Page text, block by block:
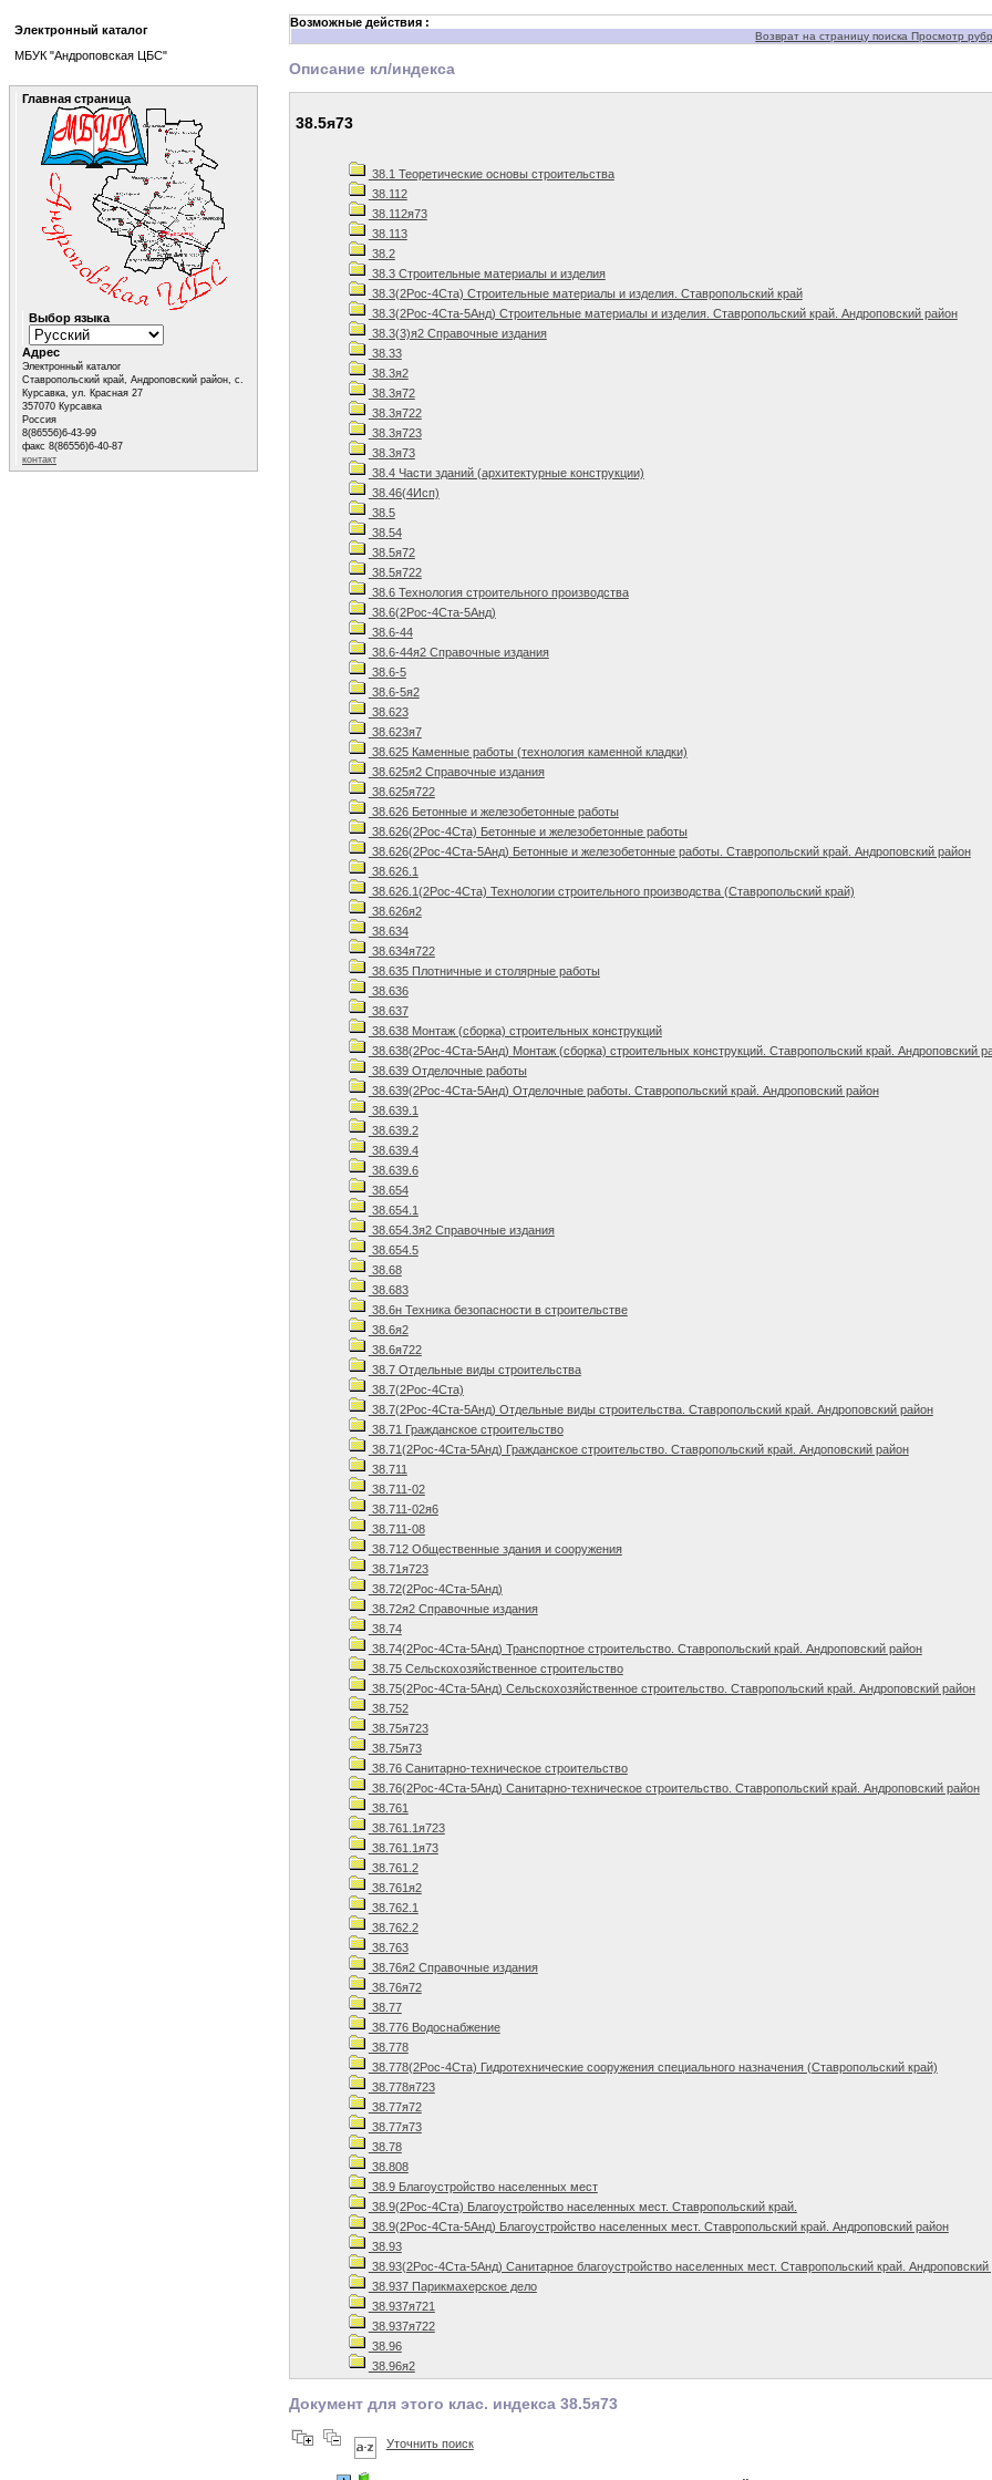
Возможные действия :
Возврат на страницу поиска Просмотр
Описание кл/индекса
38.5я73
38.1 Теоретические основы строительства
38.112
38.112я73
38.113
38.2
38.3 Строительные материалы и изделия
38.3(2Рос-4Ста) Строительные материалы и изделия. Ставропольский край
38.3(2Рос-4Ста-5Анд) Строительные материалы и изделия. Ставропольский край. Андроповский район
38.3(3)я2 Справочные издания
38.33
38.3я2
38.3я72
38.3я722
38.3я723
38.3я73
38.4 Части зданий (архитектурные конструкции)
38.46(4Исп)
38.5
38.54
38.5я72
38.5я722
38.6 Технология строительного производства
38.6(2Рос-4Ста-5Анд)
38.6-44
38.6-44я2 Справочные издания
38.6-5
38.6-5я2
38.623
38.623я7
38.625 Каменные работы (технология каменной кладки)
38.625я2 Справочные издания
38.625я722
38.626 Бетонные и железобетонные работы
38.626(2Рос-4Ста) Бетонные и железобетонные работы
38.626(2Рос-4Ста-5Анд) Бетонные и железобетонные работы. Ставропольский край. Андроповский район
38.626.1
38.626.1(2Рос-4Ста) Технологии строительного производства (Ставропольский край)
38.626я2
38.634
38.634я722
38.635 Плотничные и столярные работы
38.636
38.637
38.638 Монтаж (сборка) строительных конструкций
38.638(2Рос-4Ста-5Анд) Монтаж (сборка) строительных конструкций. Ставропольский край. Андроповский
38.639 Отделочные работы
38.639(2Рос-4Ста-5Анд) Отделочные работы. Ставропольский край. Андроповский район
38.639.1
38.639.2
38.639.4
38.639.6
38.654
38.654.1
38.654.3я2 Справочные издания
38.654.5
38.68
38.683
38.6н Техника безопасности в строительстве
38.6я2
38.6я722
38.7 Отдельные виды строительства
38.7(2Рос-4Ста)
38.7(2Рос-4Ста-5Анд) Отдельные виды строительства. Ставропольский край. Андроповский район
38.71 Гражданское строительство
38.71(2Рос-4Ста-5Анд) Гражданское строительство. Ставропольский край. Андоповский район
38.711
38.711-02
38.711-02я6
38.711-08
38.712 Общественные здания и сооружения
38.71я723
38.72(2Рос-4Ста-5Анд)
38.72я2 Справочные издания
38.74
38.74(2Рос-4Ста-5Анд) Транспортное строительство. Ставропольский край. Андроповский район
38.75 Сельскохозяйственное строительство
38.75(2Рос-4Ста-5Анд) Сельскохозяйственное строительство. Ставропольский край. Андроповский район
38.752
38.75я723
38.75я73
38.76 Санитарно-техническое строительство
38.76(2Рос-4Ста-5Анд) Санитарно-техническое строительство. Ставропольский край. Андроповский район
38.761
38.761.1я723
38.761.1я73
38.761.2
38.761я2
38.762.1
38.762.2
38.763
38.76я2 Справочные издания
38.76я72
38.77
38.776 Водоснабжение
38.778
38.778(2Рос-4Ста) Гидротехнические сооружения специального назначения (Ставропольский край)
38.778я723
38.77я72
38.77я73
38.78
38.808
38.9 Благоустройство населенных мест
38.9(2Рос-4Ста) Благоустройство населенных мест. Ставропольский край.
38.9(2Рос-4Ста-5Анд) Благоустройство населенных мест. Ставропольский край. Андроповский район
38.93
38.93(2Рос-4Ста-5Анд) Санитарное благоустройство населенных мест. Ставропольский край. Андроповский
38.937 Парикмахерское дело
38.937я721
38.937я722
38.96
38.96я2
Документ для этого клас. индекса 38.5я73
Уточнить поиск
Электронный каталог
МБУК "Андроповская ЦБС"
Главная страница
Выбор языка
Адрес
Электронный каталог
Ставропольский край, Андроповский район, с.
Курсавка, ул. Красная 27
357070 Курсавка
Россия
8(86556)6-43-99
факс 8(86556)6-40-87
контакт